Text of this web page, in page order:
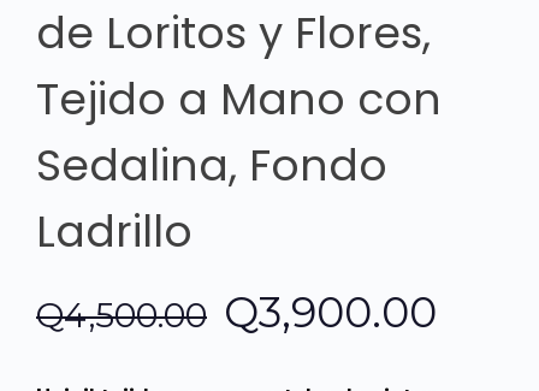
de Loritos y Flores,
Tejido a Mano con
Sedalina, Fondo
Ladrillo
Q4,500.00 El
Q3,900.00